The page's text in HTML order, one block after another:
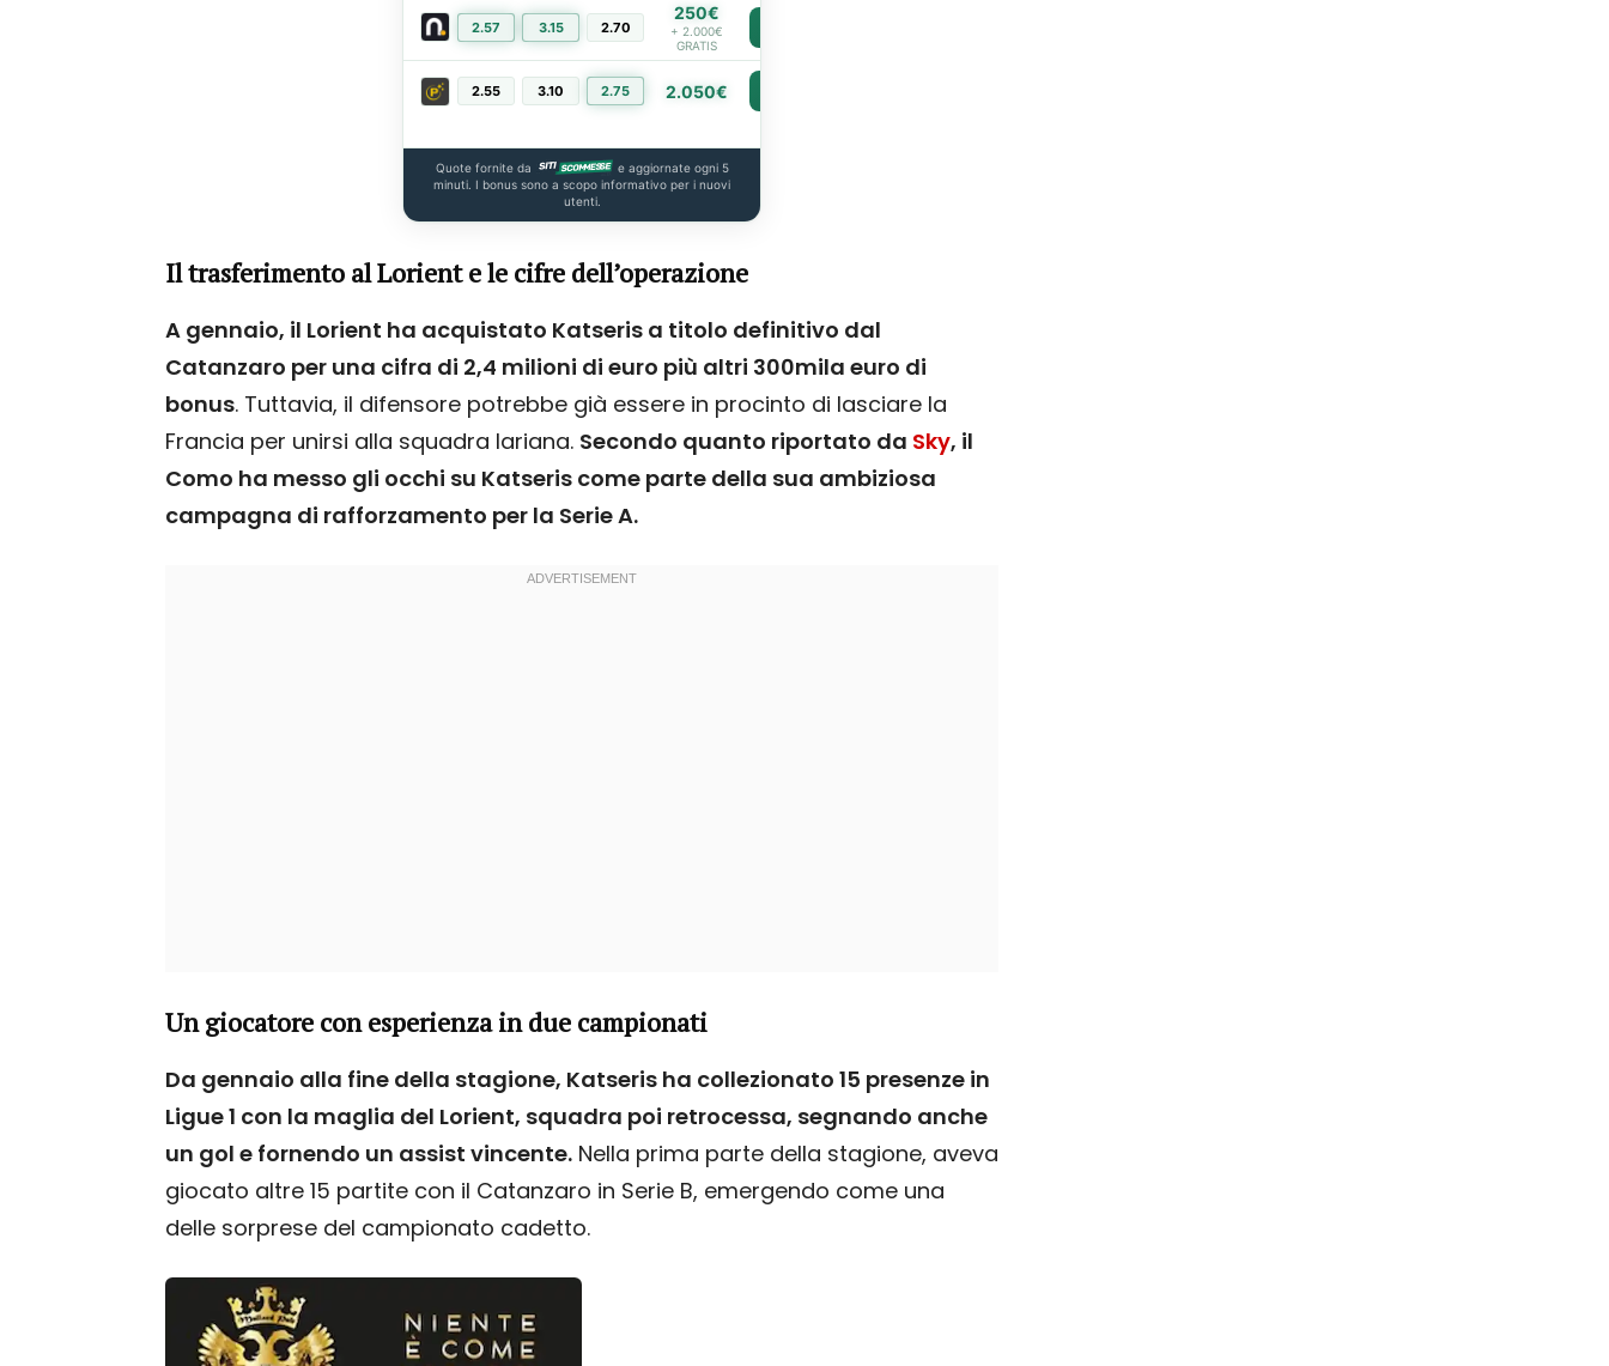
2.57 3.15 2.70
250€
+ 2.000€
GRATIS
2.55 3.10 2.75 2.050€
Quote fornite da
e aggiornate ogni 5
minuti. I bonus sono a scopo informativo per i nuovi
utenti.
Il trasferimento al Lorient e le cifre dell’operazione
A gennaio, il Lorient ha acquistato Katseris a titolo definitivo dal
Catanzaro per una cifra di 2,4 milioni di euro più altri 300mila euro di
bonus. Tuttavia, il difensore potrebbe già essere in procinto di lasciare la
Francia per unirsi alla squadra lariana. Secondo quanto riportato da Sky, il
Como ha messo gli occhi su Katseris come parte della sua ambiziosa
campagna di rafforzamento per la Serie A.
Un giocatore con esperienza in due campionati
Da gennaio alla fine della stagione, Katseris ha collezionato 15 presenze in
Ligue 1 con la maglia del Lorient, squadra poi retrocessa, segnando anche
un gol e fornendo un assist vincente. Nella prima parte della stagione, aveva
giocato altre 15 partite con il Catanzaro in Serie B, emergendo come una
delle sorprese del campionato cadetto.